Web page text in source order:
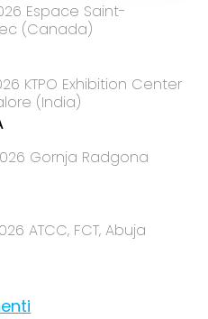
Espace Saint-
(Canada)
KTPO Exhibition Center
(India)
Gornja Radgona
ATCC, FCT, Abuja